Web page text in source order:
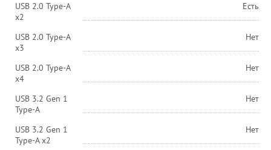
USB 2.0 Type-A
х2
Есть
USB 2.0 Type-A
х3
Нет
USB 2.0 Type-A
х4
Нет
USB 3.2 Gen 1
Type-A
Нет
USB 3.2 Gen 1
Type-A x2
Нет